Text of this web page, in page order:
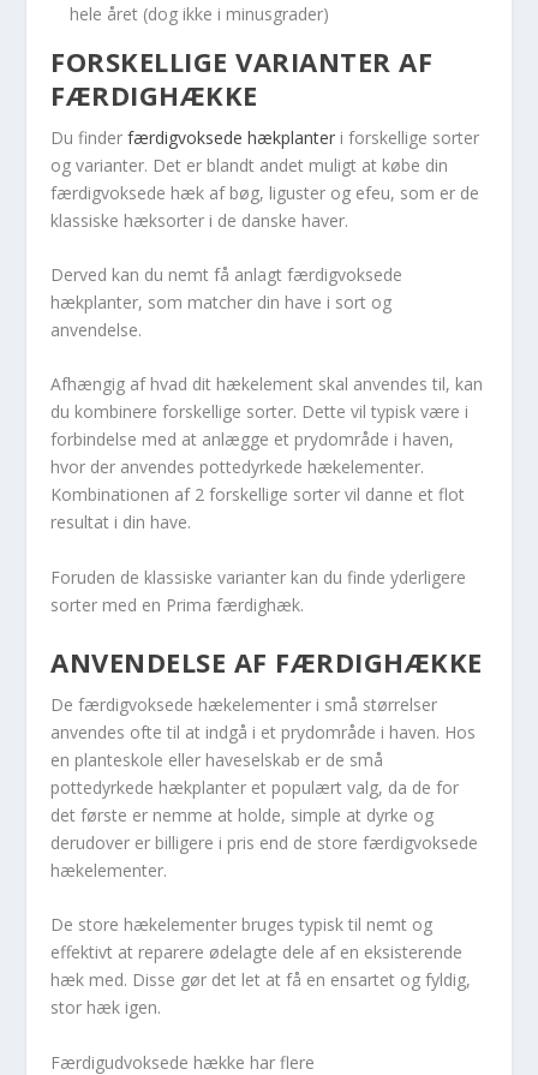
hele året (dog ikke i minusgrader)
FORSKELLIGE VARIANTER AF
FÆRDIGHÆKKE
Du finderfærdigvoksede hækplanter i forskellige sorter
og varianter. Det er blandt andet muligt at købe din
færdigvoksede hæk af bøg, liguster og efeu, som er de
klassiske hæksorter i de danske haver.
Derved kan du nemt få anlagt færdigvoksede
hækplanter, som matcher din have i sort og
anvendelse.
Afhængig af hvad dit hækelement skal anvendes til, kan
du kombinere forskellige sorter. Dette vil typisk være i
forbindelse med at anlægge et prydområde i haven,
hvor der anvendes pottedyrkede hækelementer.
Kombinationen af 2 forskellige sorter vil danne et flot
resultat i din have.
Foruden de klassiske varianter kan du finde yderligere
sorter med en Prima færdighæk.
ANVENDELSE AF FÆRDIGHÆKKE
De færdigvoksede hækelementer i små størrelser
anvendes ofte til at indgå i et prydområde i haven. Hos
en planteskole eller haveselskab er de små
pottedyrkede hækplanter et populært valg, da de for
det første er nemme at holde, simple at dyrke og
derudover er billigere i pris end de store færdigvoksede
hækelementer.
De store hækelementer bruges typisk til nemt og
effektivt at reparere ødelagte dele af en eksisterende
hæk med. Disse gør det let at få en ensartet og fyldig,
stor hæk igen.
Færdigudvoksede hække har flere